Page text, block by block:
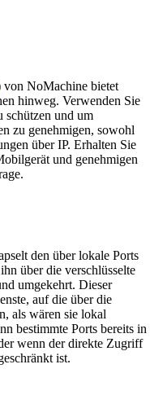
von NoMachine bietet
hinweg. Verwenden Sie
schützen und um
zu genehmigen, sowohl
über IP. Erhalten Sie
und genehmigen
den über lokale Ports
über die verschlüsselte
umgekehrt. Dieser
auf die über die
als wären sie lokal
bestimmte Ports bereits in
wenn der direkte Zugriff
ist.